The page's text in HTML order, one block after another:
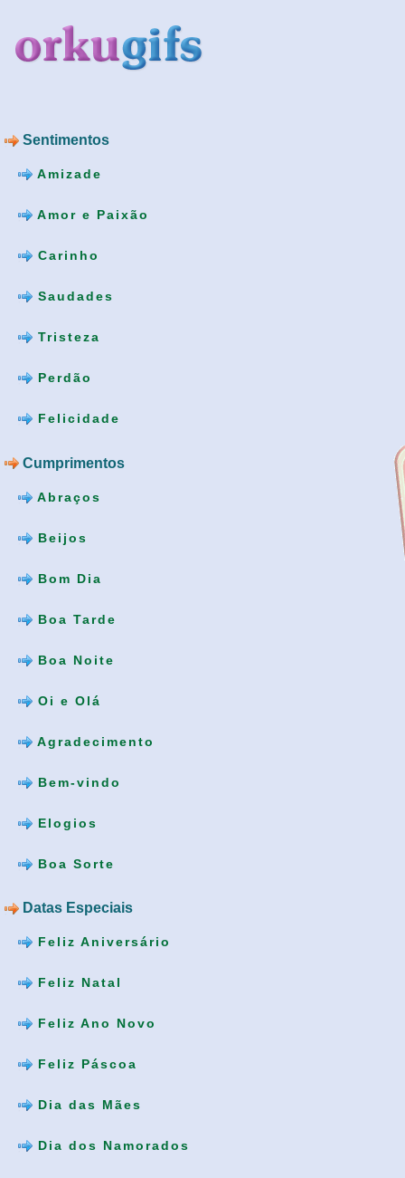
Sentimentos
Amizade
Amor e Paixão
Carinho
Saudades
Tristeza
Perdão
Felicidade
Cumprimentos
Abraços
Beijos
Bom Dia
Boa Tarde
Boa Noite
Oi e Olá
Agradecimento
Bem-vindo
Elogios
Boa Sorte
Datas Especiais
Feliz Aniversário
Feliz Natal
Feliz Ano Novo
Feliz Páscoa
Dia das Mães
Dia dos Namorados